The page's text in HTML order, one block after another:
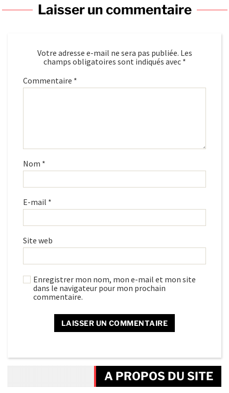
Laisser un commentaire
Votre adresse e-mail ne sera pas publiée. Les
champs obligatoires sont indiqués avec *
Commentaire *
Nom *
E-mail *
Site web
Enregistrer mon nom, mon e-mail et mon site
dans le navigateur pour mon prochain
commentaire.
A PROPOS DU SITE